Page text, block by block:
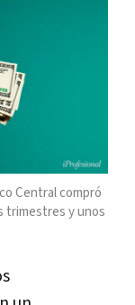
Central compró
trimestres y unos